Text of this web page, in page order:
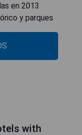
en 2013
y parques
with